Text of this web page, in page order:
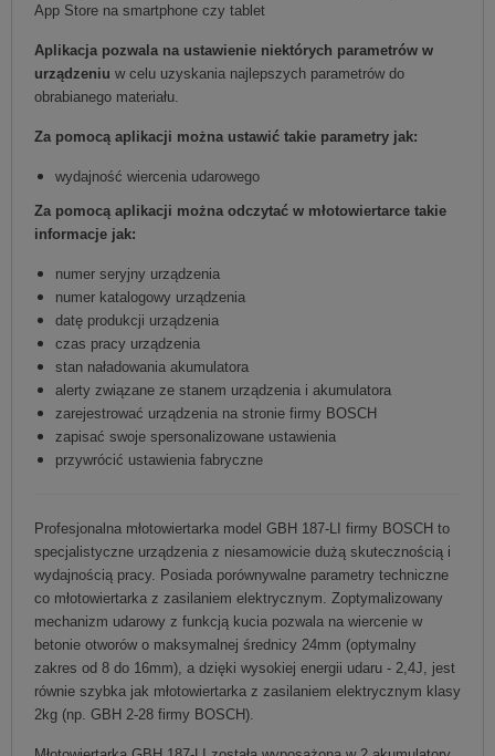
App Store na smartphone czy tablet
Aplikacja pozwala na ustawienie niektórych parametrów w
urządzeniu w celu uzyskania najlepszych parametrów do
obrabianego materiału.
Za pomocą aplikacji można ustawić takie parametry jak:
wydajność wiercenia udarowego
Za pomocą aplikacji można odczytać w młotowiertarce takie
informacje jak:
numer seryjny urządzenia
numer katalogowy urządzenia
datę produkcji urządzenia
czas pracy urządzenia
stan naładowania akumulatora
alerty związane ze stanem urządzenia i akumulatora
zarejestrować urządzenia na stronie firmy BOSCH
zapisać swoje spersonalizowane ustawienia
przywrócić ustawienia fabryczne
Profesjonalna młotowiertarka model GBH 187-LI firmy BOSCH to
specjalistyczne urządzenia z niesamowicie dużą skutecznością i
wydajnością pracy. Posiada porównywalne parametry techniczne
co młotowiertarka z zasilaniem elektrycznym. Zoptymalizowany
mechanizm udarowy z funkcją kucia pozwala na wiercenie w
betonie otworów o maksymalnej średnicy 24mm (optymalny
zakres od 8 do 16mm), a dzięki wysokiej energii udaru - 2,4J, jest
równie szybka jak młotowiertarka z zasilaniem elektrycznym klasy
2kg (np. GBH 2-28 firmy BOSCH).